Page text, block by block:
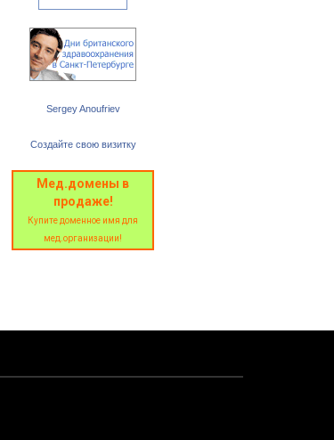
Sergey Anoufriev
Создайте свою визитку
Мед.домены в
продаже!
Купите доменное имя для
мед.организации!